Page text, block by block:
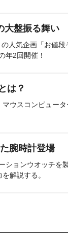
大盤振る舞い
人気企画「お値段
年2回開催！
は？
ウスコンピュー
腕時計登場
ションウオッチを
解説する。